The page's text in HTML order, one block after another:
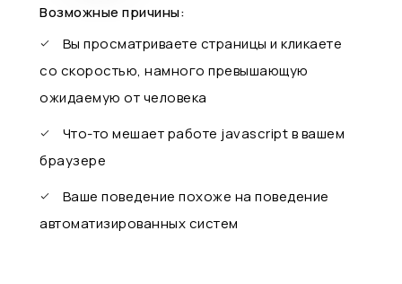
Возможные причины:
Вы просматриваете страницы и кликаете
со скоростью, намного превышающую
ожидаемую от человека
Что-то мешает работе javascript в вашем
браузере
Ваше поведение похоже на поведение
автоматизированных систем